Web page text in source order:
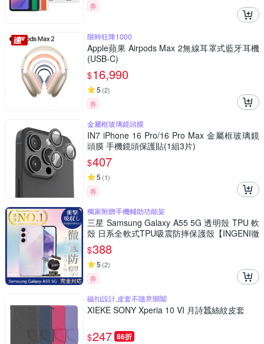
券
限時狂降1000
Apple蘋果 Airpods Max 2無線耳罩式藍牙耳機
(USB-C)
$16,990
5 (2)
券
金屬框玻璃鏡頭膜
IN7 iPhone 16 Pro/16 Pro Max 金屬框玻璃鏡
頭膜 手機鏡頭保護貼(1組3片)
$407
5 (1)
券
獨家附贈手機輔助功能架
三星 Samsung Galaxy A55 5G 透明殼 TPU 軟
殼 日系全軟式TPU吸震防摔保護殼【INGENI徹
底防禦】
$388
5 (2)
券
磁扣設計,皮套不隨意開闔
XIEKE SONY Xperia 10 VI 月詩蠶絲紋皮套
$247 86折